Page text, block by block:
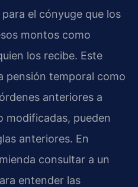
el cónyuge que los
montos como
los recibe. Este
pensión temporal como
anteriores a
modificadas, pueden
anteriores. En
consultar a un
entender las